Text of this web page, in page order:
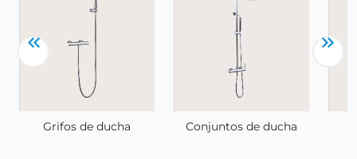
Grifos de ducha Conjuntos de ducha